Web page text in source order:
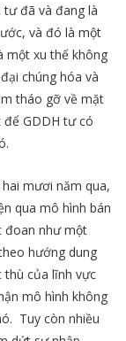
đã và đang là
và đó là một
một xu thế không
chúng hóa và
tháo gỡ về mặt
để GDDH tư có
mươi năm qua,
qua mô hình bán
đoan như một
hướng dung
thù của lĩnh vực
mô hình không
Tuy còn nhiều